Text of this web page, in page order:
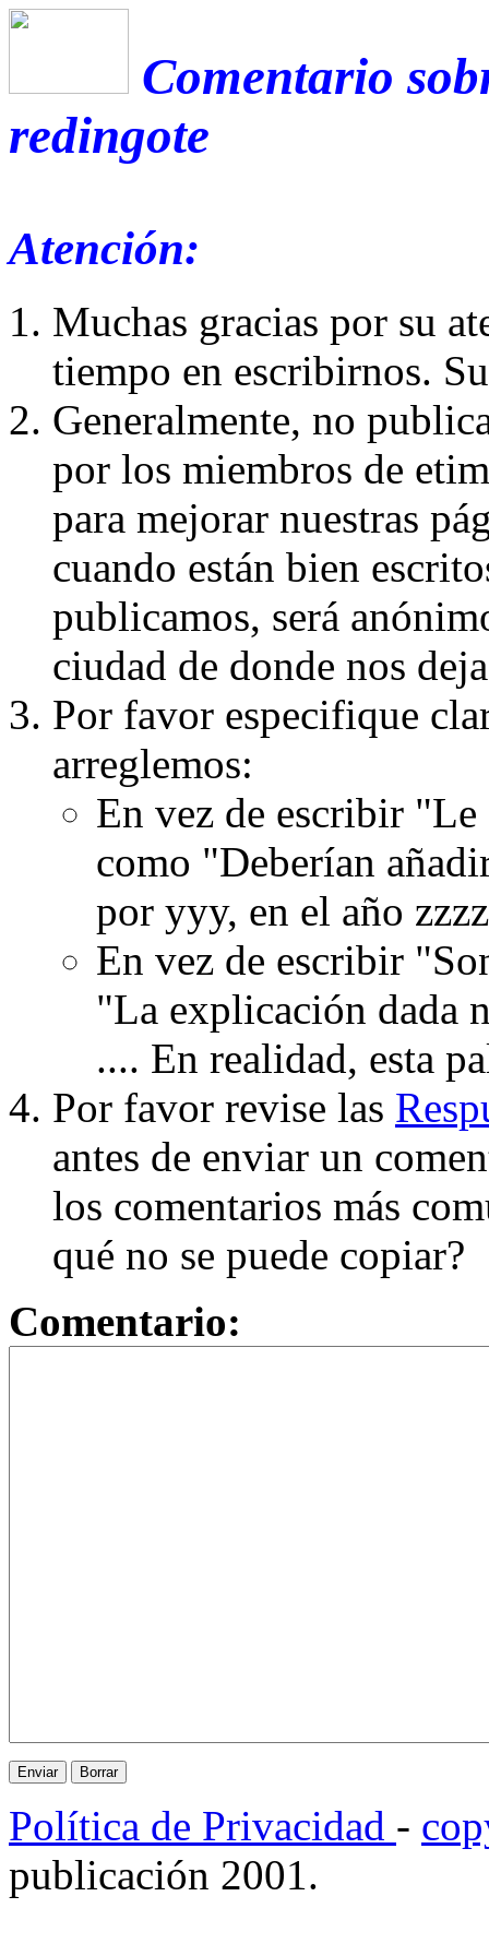
Comentario
redingote
Atención:
Muchas gracias por su
tiempo en escribirnos.
Generalmente, no
por los miembros de
para mejorar nuestras
cuando están bien
publicamos, será
ciudad de donde nos
Por favor especifique
arreglemos:
En vez de escribir
como "Deberían
por yyy, en el año
En vez de escribir
"La explicación dada
.... En realidad, esta
Por favor revise las
antes de enviar un
los comentarios más
qué no se puede copiar?
Comentario:
Política de Privacidad -
publicación 2001.